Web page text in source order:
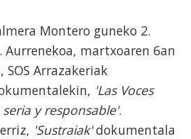
Montero guneko 2.
martxoaren 6an
SOS Arrazakeriak
'Las Voces
seria y responsable'.
'Sustraiak'dokumentala